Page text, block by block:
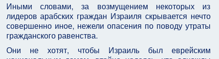
Иными словами, за возмущением некоторых из
лидеров арабских граждан Израиля скрывается нечто
совершенно иное, нежели опасения по поводу утраты
гражданского равенства.
Они не хотят, чтобы Израиль был еврейским